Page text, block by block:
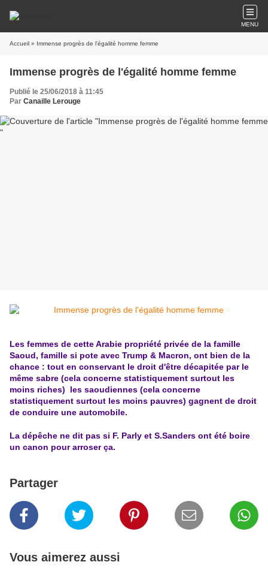
MENU
Accueil » Immense progrès de l'égalité homme femme
Immense progrès de l'égalité homme femme
Publié le 25/06/2018 à 11:45
Par Canaille Lerouge
Les femmes de cette Arabie propriété privée de la famille
Saoud, famille si pote avec Trump & Macron, ont bien de la
chance : tout en conservant le droit d'être décapitée par le
même sabre (cela concerne statistiquement surtout les
moins riches) les saoudiennes (cela concerne
statistiquement surtout les moins pauvres) gagnent de droit
de conduire une automobile.
La dépêche ne dit pas si F. Parly et S.Sanders ont été boire
un canon pour arroser ça.
Partager
Vous aimerez aussi